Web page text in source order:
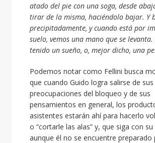
atado del pie con una soga, desde
tirar de la misma, haciéndolo bajar. Y
precipitadamente, y cuando está por
suelo, vemos una mano que se
tenido un sueño, o, mejor dicho, una
Podemos notar como Fellini busca
que cuando Guido logra salirse de sus
preocupaciones del bloqueo y de sus
pensamientos en general, los
asistentes estarán ahí para hacerlo
o “cortarle las alas” y, que siga con
aunque él no se encuentre preparado